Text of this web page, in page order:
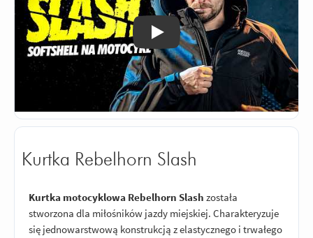
Odtwórz
Kurtka Rebelhorn Slash
Kurtka motocyklowa Rebelhorn Slash została
stworzona dla miłośników jazdy miejskiej. Charakteryzuje
się jednowarstwową konstrukcją z elastycznego i trwałego